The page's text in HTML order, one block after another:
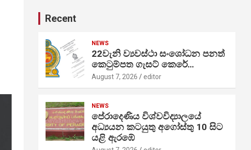
Recent
NEWS
22වැනි ව්‍යවස්ථා සංශෝධන පනත්
කෙටුම්පත ගැසට් කෙරේ…
August 7, 2026 editor
NEWS
පේරාදෙණිය විශ්වවිද්‍යාලයේ
අධ්‍යයන කටයුතු අගෝස්තු 10 සිට
යළි ඇරඹේ